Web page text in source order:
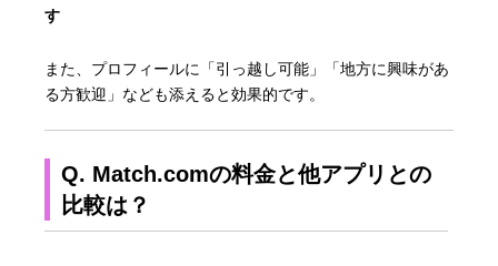
す
また、プロフィールに「引っ越し可能」「地方に興味があ
る方歓迎」なども添えると効果的です。
Q. Match.comの料金と他アプリとの
比較は？